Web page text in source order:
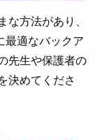
な方法があり、
最適なバックア
先生や保護者の
決めてくださ